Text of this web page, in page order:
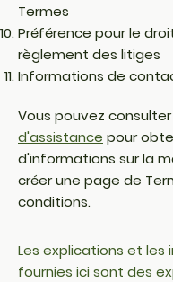
Termes
Préférence pour le
règlement des litiges
Informations de
Vous pouvez
d'assistance pour
d'informations sur la
créer une page de
conditions.
Les explications et les
fournies ici sont des